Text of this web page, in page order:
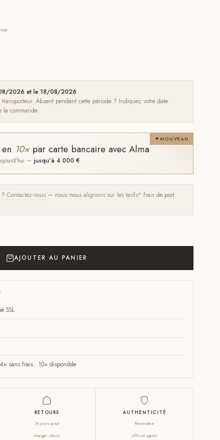
2026 et le 18/08/2026
transporteur. Absent pendant cette période ? Indiquez votre date
la commande.
NOUVEAU
10×par carte bancaire avec Alma
— jusqu'à 4 000 €
Contactez-nous — nous nous alignons sur les tarifs* frais de port
AJOUTER AU PANIER
SSL
sans frais · 10× disponible
RETOURS
14 jours pour
changer d'avis
AUTHENTICITÉ
Revendeur
officiel agréé